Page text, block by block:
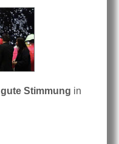
gute Stimmung in